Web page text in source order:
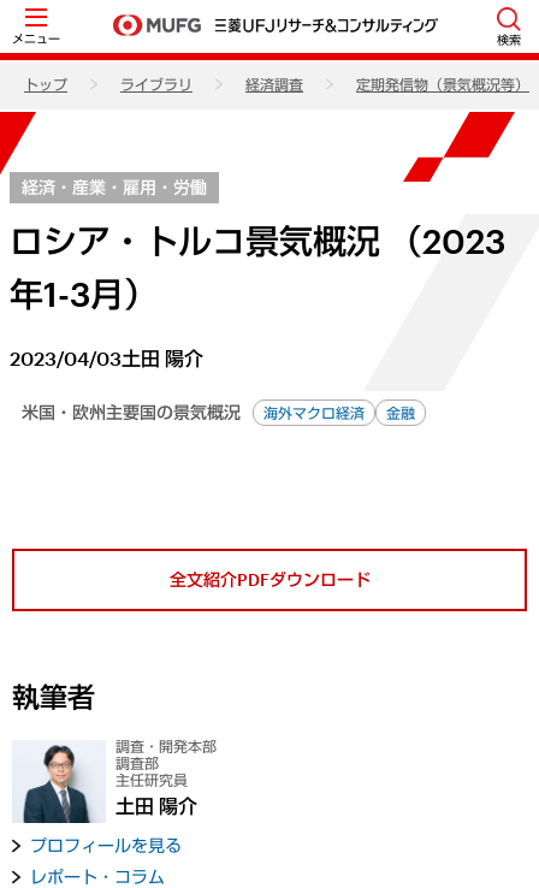
メニュー 検索
トップ ライブラリ 経済調査 定期発信物（景気概況等）
経済・産業・雇用・労働
ロシア・トルコ景気概況 （2023
年1-3月）
2023/04/03土田 陽介
米国・欧州主要国の景気概況 海外マクロ経済 金融
全文紹介PDFダウンロード
執筆者
調査・開発本部
調査部
主任研究員
土田 陽介
プロフィールを見る
レポート・コラム